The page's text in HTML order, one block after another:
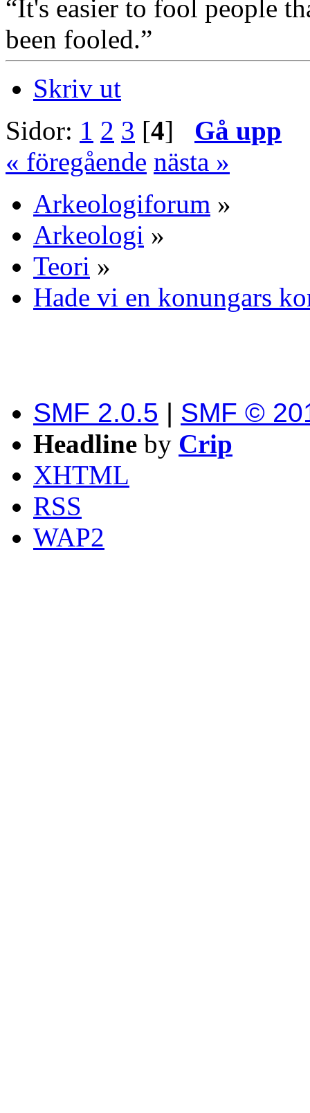
“It's easier to fool people
been fooled.”
Skriv ut
Sidor: 1 2 3 [4] Gå upp
« föregående nästa »
Arkeologiforum »
Arkeologi »
Teori »
Hade vi en konungars
SMF 2.0.5 | SMF ©
Headline by Crip
XHTML
RSS
WAP2